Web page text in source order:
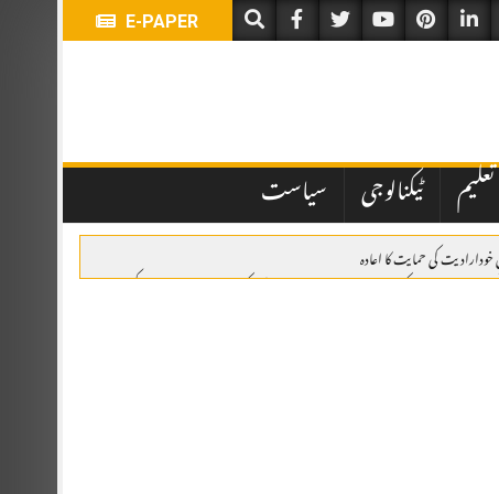
E-PAPER
تعلیم ٹیکنالوجی سیاست
کی حمایت کا اعادہ